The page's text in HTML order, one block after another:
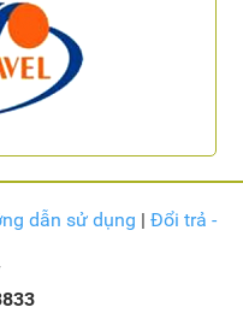
dẫn sử dụng | Đổi trả -